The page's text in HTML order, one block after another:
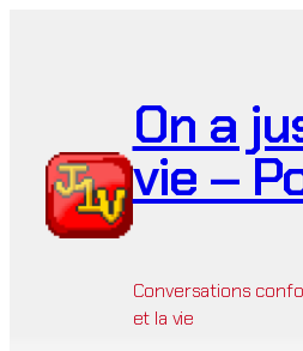
On a
vie –
Conversations
et la vie